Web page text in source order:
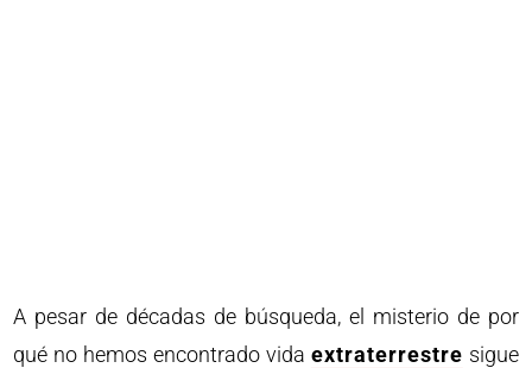
A pesar de décadas de búsqueda, el misterio de por
qué no hemos encontrado vida extraterrestre sigue